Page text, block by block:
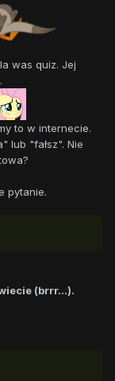
was quiz. Jej
to w internecie.
lub "fałsz". Nie
pytanie.
(brrr...).